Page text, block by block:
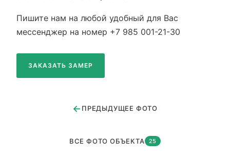
Пишите нам на любой удобный для Вас
мессенджер на номер +7 985 001-21-30
ЗАКАЗАТЬ ЗАМЕР
← ПРЕДЫДУЩЕЕ ФОТО
ВСЕ ФОТО ОБЪЕКТА 25